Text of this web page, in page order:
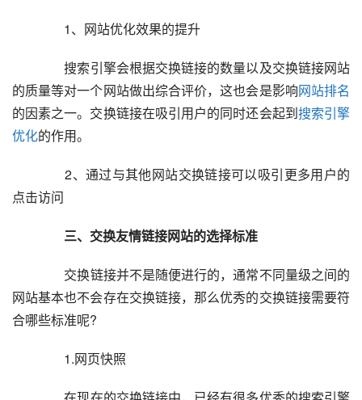
  	  1、网站优化效果的提升
的质量等对一个网站做出综合评价，这也会是影响网站排名
的因素之一。交换链接在吸引用户的同时还会起到搜索引擎
优化的作用。
点击访问
三、交换友情链接网站的选择标准
网站基本也不会存在交换链接，那么优秀的交换链接需要符
合哪些标准呢?
  	  1.网页快照